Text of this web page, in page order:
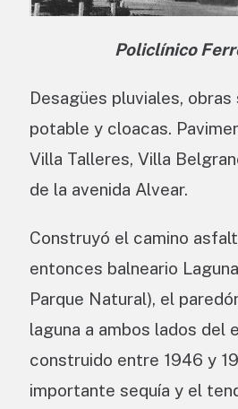
Policlínico
Desagües pluviales, obras
potable y cloacas.
Villa Talleres, Villa
de la avenida Alvear.
Construyó el camino
entonces balneario
Parque Natural), el
laguna a ambos lados del
construido entre 1946 y
importante sequía y el